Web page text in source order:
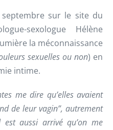
sur le site du
sexologue Hélène
la méconnaissance
sexuelles ou non) en
intime.
me dire qu’elles avaient
de leur vagin”, autrement
aussi arrivé qu’on me